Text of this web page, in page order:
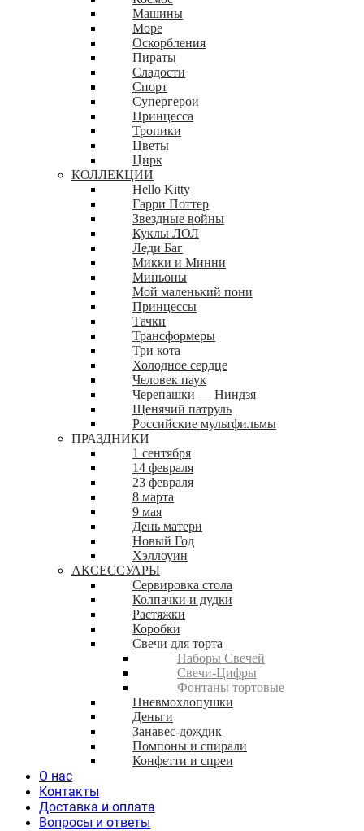
Машины
Море
Оскорбления
Пираты
Сладости
Спорт
Супергерои
Принцесса
Тропики
Цветы
Цирк
КОЛЛЕКЦИИ
Hello Kitty
Гарри Поттер
Звездные войны
Куклы ЛОЛ
Леди Баг
Микки и Минни
Миньоны
Мой маленький пони
Принцессы
Тачки
Трансформеры
Три кота
Холодное сердце
Человек паук
Черепашки — Ниндзя
Щенячий патруль
Российские мультфильмы
ПРАЗДНИКИ
1 сентября
14 февраля
23 февраля
8 марта
9 мая
День матери
Новый Год
Хэллоуин
АКСЕССУАРЫ
Сервировка стола
Колпачки и дудки
Растяжки
Коробки
Свечи для торта
Наборы Свечей
Свечи-Цифры
Фонтаны тортовые
Пневмохлопушки
Деньги
Занавес-дождик
Помпоны и спирали
Конфетти и спреи
О нас
Контакты
Доставка и оплата
Вопросы и ответы